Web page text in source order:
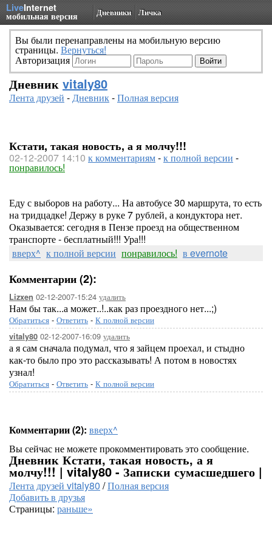
LiveInternet
мобильная версия Дневники Личка
Вы были перенаправлены на мобильную версию
страницы. Вернуться!
Авторизация
Дневник vitaly80
Лента друзей -Дневник-Полная версия
Кстати, такая новость, а я молчу!!!
02-12-2007 14:10 к комментариям-к полной версии -
понравилось!
Еду с выборов на работу... На автобусе 30 маршрута, то есть
на тридцадке! Держу в руке 7 рублей, а кондуктора нет.
Оказывается: сегодня в Пензе проезд на общественном
транспорте - бесплатный!!! Ура!!!
вверх^ к полной версии понравилось! в evernote
Комментарии (2):
Lizxen 02-12-2007-15:24 удалить
Нам бы так...а может..!..как раз проездного нет...;)
Обратиться - Ответить - К полной версии
vitaly80 02-12-2007-16:09 удалить
а я сам сначала подумал, что я зайцем проехал, и стыдно
как-то было про это рассказывать! А потом в новостях
узнал!
Обратиться - Ответить - К полной версии
Комментарии (2): вверх^
Вы сейчас не можете прокомментировать это сообщение.
Дневник Кстати, такая новость, а я
молчу!!! | vitaly80 - Записки сумасшедшего |
Лента друзей vitaly80 /Полная версия
Добавить в друзья
Страницы: раньше»